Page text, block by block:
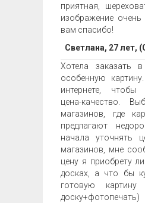
приятная,
изображение
вам спасибо!
Светлана, 27 лет,
Хотела заказать
особенную
интернете, чтобы
цена-качество.
магазинов, где
предлагают
начала уточнять
магазинов, мне
цену я приобрету
досках, а что бы
готовую картину